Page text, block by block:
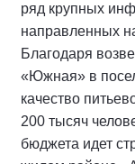
ряд крупных
направленных
Благодаря
«Южная» в
качество
200 тысяч
бюджета идет